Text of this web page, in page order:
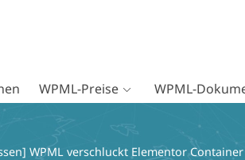
WPML-Preise WPML-
WPML verschluckt Elementor